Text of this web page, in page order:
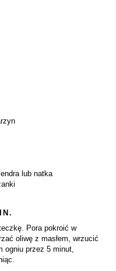
lub natka
Pora pokroić w
oliwę z masłem, wrzucić
ogniu przez 5 minut,